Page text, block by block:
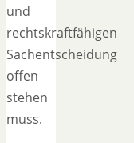
und
rechtskraftfähigen
Sachentscheidung
offen
stehen
muss.